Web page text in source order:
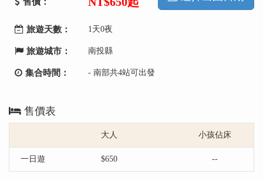
旅遊天數： 1天0夜
旅遊城市： 南投縣
集合時間： - 南部共4站可出發
售價表
大人 小孩佔床
一日遊 $650 --